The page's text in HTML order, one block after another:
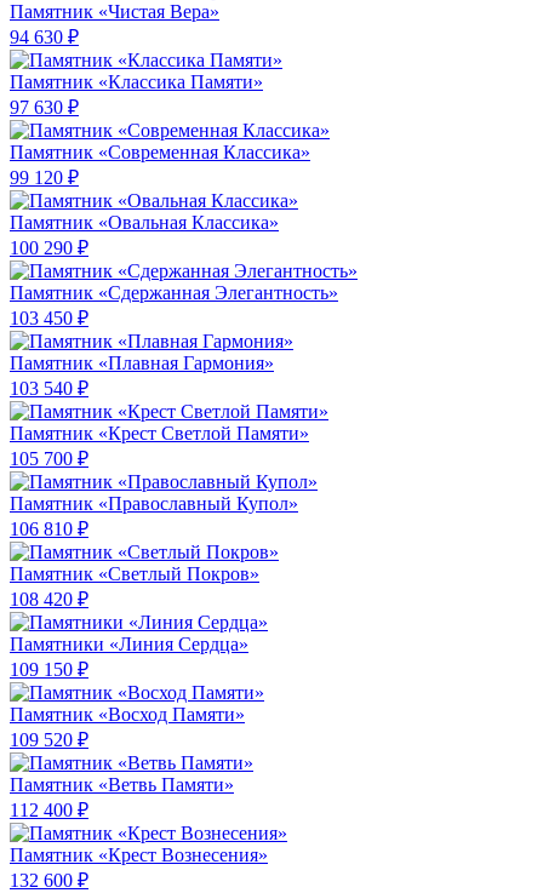
Памятник «Чистая Вера»
94 630 ₽
Памятник «Классика Памяти»
97 630 ₽
Памятник «Современная Классика»
99 120 ₽
Памятник «Овальная Классика»
100 290 ₽
Памятник «Сдержанная Элегантность»
103 450 ₽
Памятник «Плавная Гармония»
103 540 ₽
Памятник «Крест Светлой Памяти»
105 700 ₽
Памятник «Православный Купол»
106 810 ₽
Памятник «Светлый Покров»
108 420 ₽
Памятники «Линия Сердца»
109 150 ₽
Памятник «Восход Памяти»
109 520 ₽
Памятник «Ветвь Памяти»
112 400 ₽
Памятник «Крест Вознесения»
132 600 ₽